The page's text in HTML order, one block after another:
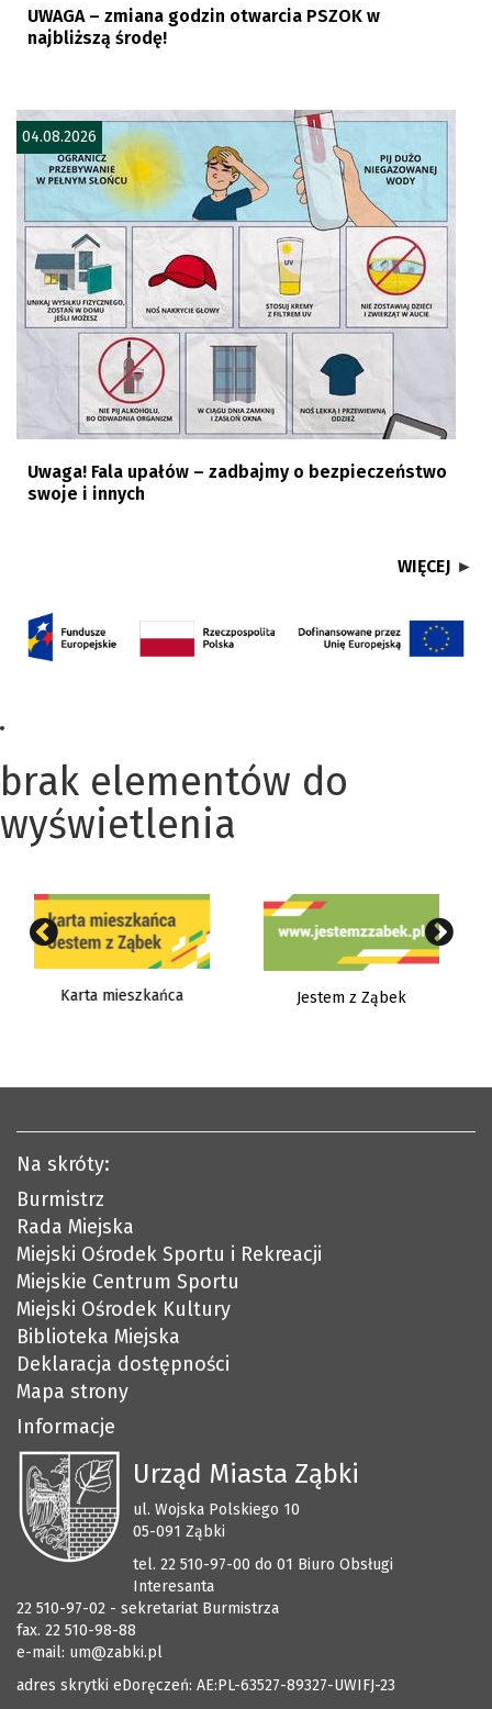
UWAGA – zmiana godzin otwarcia PSZOK w
najbliższą środę!
04.08.2026
Uwaga! Fala upałów – zadbajmy o bezpieczeństwo
swoje i innych
WIĘCEJ
brak elementów do
wyświetlenia
Karta mieszkańca Jestem z Ząbek
Na skróty:
Burmistrz
Rada Miejska
Miejski Ośrodek Sportu i Rekreacji
Miejskie Centrum Sportu
Miejski Ośrodek Kultury
Biblioteka Miejska
Deklaracja dostępności
Mapa strony
Informacje
Urząd Miasta Ząbki
ul. Wojska Polskiego 10
05-091 Ząbki
tel. 22 510-97-00 do 01 Biuro Obsługi
Interesanta
22 510-97-02 - sekretariat Burmistrza
fax. 22 510-98-88
e-mail: um@zabki.pl
adres skrytki eDoręczeń: AE:PL-63527-89327-UWIFJ-23